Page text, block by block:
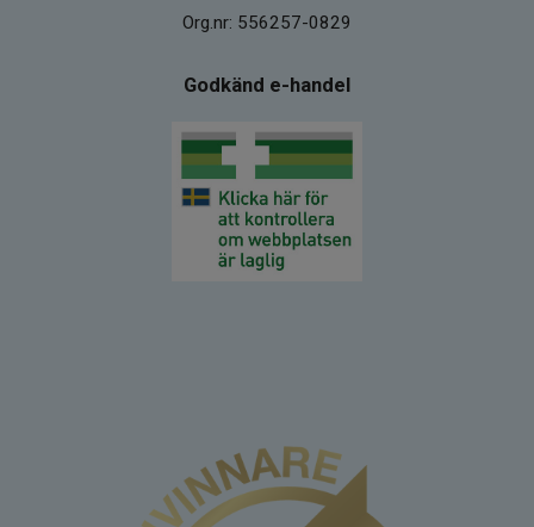
Org.nr: 556257-0829
Godkänd e-handel